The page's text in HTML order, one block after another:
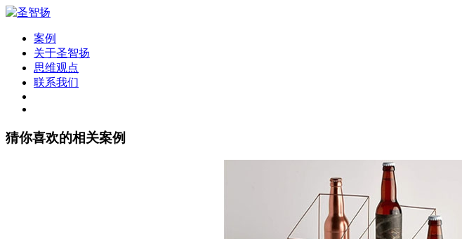
案例
关于圣智扬
思维观点
联系我们
猜你喜欢的相关案例